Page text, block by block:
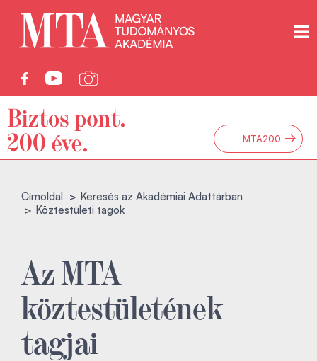
MTA200 →
Címoldal
Keresés az Akadémiai Adattárban
Köztestületi tagok
Az MTA
köztestületének
tagjai